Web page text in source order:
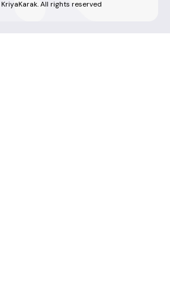
KriyaKarak. All rights reserved